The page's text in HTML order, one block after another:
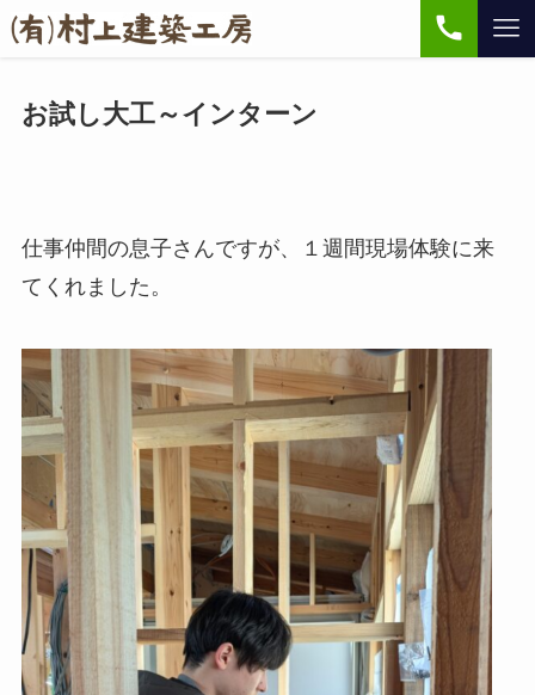
お試し大工～インターン
仕事仲間の息子さんですが、１週間現場体験に来
てくれました。